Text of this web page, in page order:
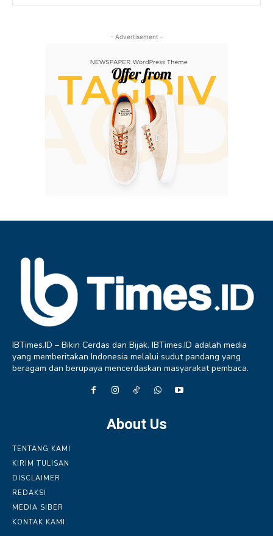
- Advertisement -
IBTimes.ID – Bikin Cerdas dan Bijak. IBTimes.ID adalah media
yang memberitakan Indonesia melalui sudut pandang yang
beragam dan berupaya mencerdaskan masyarakat pembaca.
About Us
TENTANG KAMI
KIRIM TULISAN
DISCLAIMER
REDAKSI
MEDIA SIBER
KONTAK KAMI